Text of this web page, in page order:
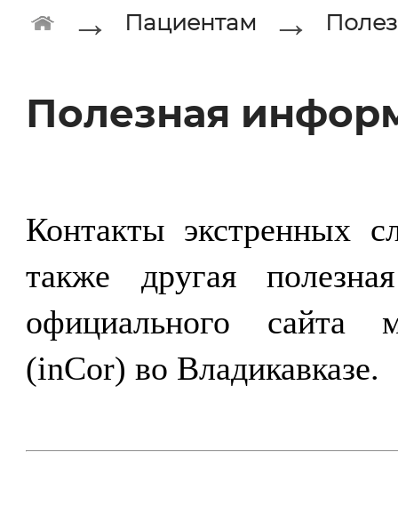
→ Пациентам →
Полезная
Контакты экстренных
также другая
официального сайта
(inCor) во Владикавказе.